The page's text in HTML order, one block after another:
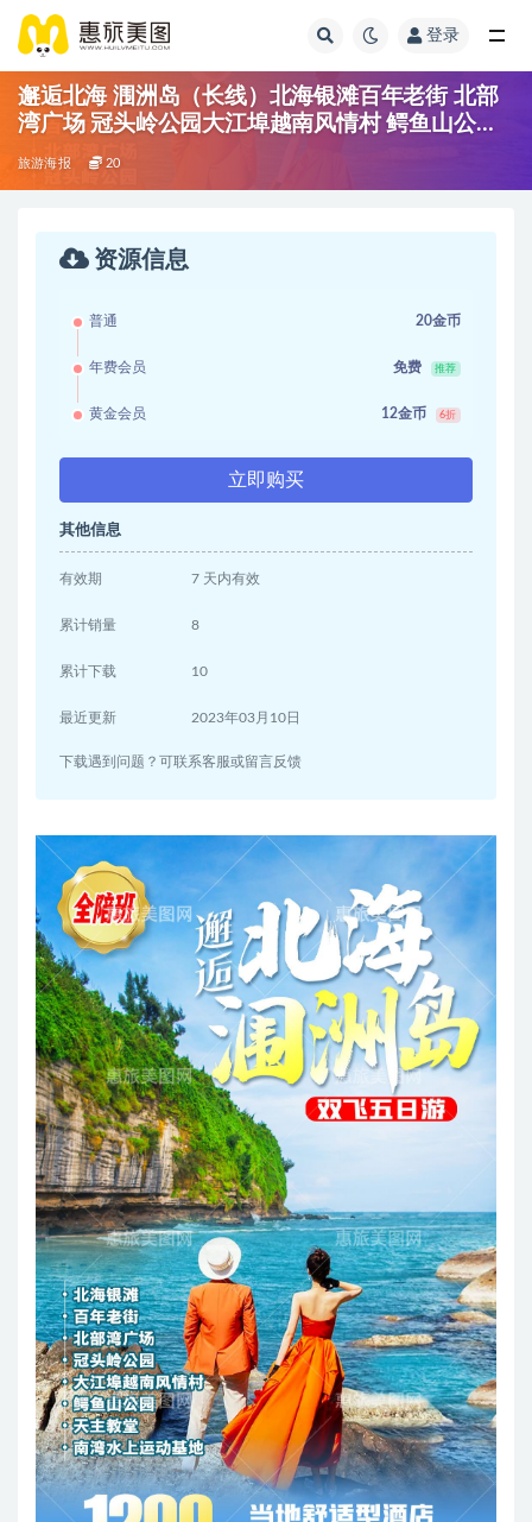
登录
邂逅北海 涠洲岛（长线）北海银滩百年老街 北部
湾广场 冠头岭公园大江埠越南风情村 鳄鱼山公园
冬网天主教堂南湾水上运动基地
旅游海报 20
资源信息
普通 20金币
年费会员 免费 推荐
黄金会员 12金币 6折
立即购买
其他信息
有效期 7 天内有效
累计销量 8
累计下载 10
最近更新 2023年03月10日
下载遇到问题？可联系客服或留言反馈